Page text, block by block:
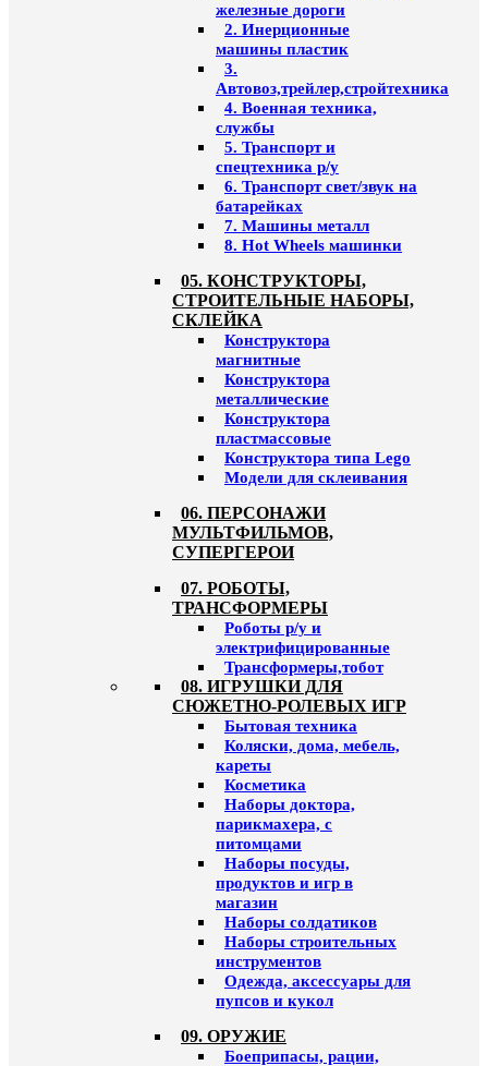
железные дороги
2. Инерционные
машины пластик
3.
Автовоз,трейлер,стройтехника
4. Военная техника,
службы
5. Транспорт и
спецтехника р/у
6. Транспорт свет/звук на
батарейках
7. Машины металл
8. Hot Wheels машинки
05. КОНСТРУКТОРЫ,
СТРОИТЕЛЬНЫЕ НАБОРЫ,
СКЛЕЙКА
Конструктора
магнитные
Конструктора
металлические
Конструктора
пластмассовые
Конструктора типа Lego
Модели для склеивания
06. ПЕРСОНАЖИ
МУЛЬТФИЛЬМОВ,
СУПЕРГЕРОИ
07. РОБОТЫ,
ТРАНСФОРМЕРЫ
Роботы р/у и
электрифицированные
Трансформеры,тобот
08. ИГРУШКИ ДЛЯ
СЮЖЕТНО-РОЛЕВЫХ ИГР
Бытовая техника
Коляски, дома, мебель,
кареты
Косметика
Наборы доктора,
парикмахера, с
питомцами
Наборы посуды,
продуктов и игр в
магазин
Наборы солдатиков
Наборы строительных
инструментов
Одежда, аксессуары для
пупсов и кукол
09. ОРУЖИЕ
Боеприпасы, рации,